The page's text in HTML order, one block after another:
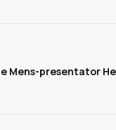
Mens-presentator